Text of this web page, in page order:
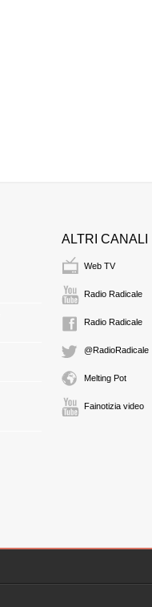
ALTRI CANALI
Web TV
Radio Radicale
Radio Radicale
@RadioRadicale
Melting Pot
Fainotizia video